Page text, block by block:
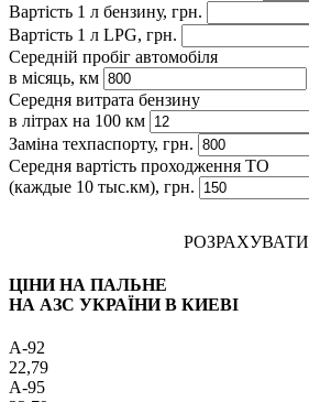
Вартість 1 л бензину, грн.
Вартість 1 л LPG, грн.
Середній пробіг автомобіля
в місяць, км
Середня витрата бензину
в літрах на 100 км
Заміна техпаспорту, грн.
Середня вартість проходження ТО
(каждые 10 тыс.км), грн.
РОЗРАХУВАТИ
ЦІНИ НА ПАЛЬНЕ
НА АЗС УКРАЇНИ В КИЕВІ
A-92
22,79
A-95